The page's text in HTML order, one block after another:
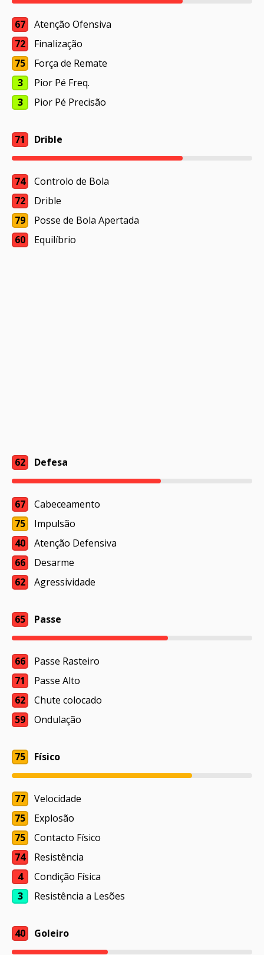
67
Atenção Ofensiva
72
Finalização
75
Força de Remate
3
Pior Pé Freq.
3
Pior Pé Precisão
71 Drible
74
Controlo de Bola
72
Drible
79
Posse de Bola Apertada
60
Equilíbrio
62 Defesa
67
Cabeceamento
75
Impulsão
40
Atenção Defensiva
66
Desarme
62
Agressividade
65 Passe
66
Passe Rasteiro
71
Passe Alto
62
Chute colocado
59
Ondulação
75 Físico
77
Velocidade
75
Explosão
75
Contacto Físico
74
Resistência
4
Condição Física
3
Resistência a Lesões
40 Goleiro